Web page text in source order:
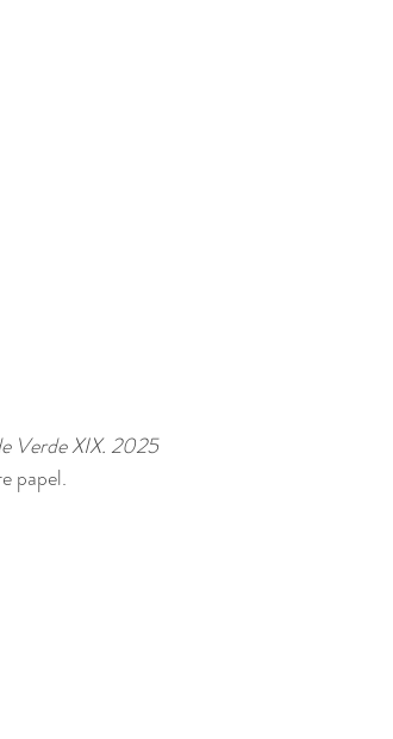
Verde XIX. 2025
papel.